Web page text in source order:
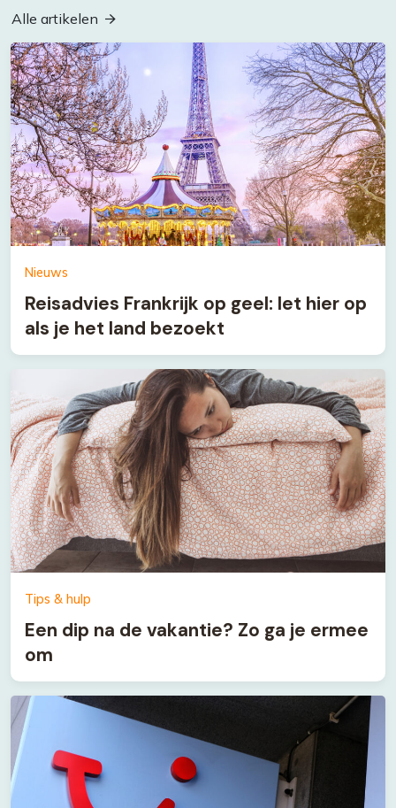
Alle artikelen
Nieuws
Reisadvies Frankrijk op geel: let hier op
als je het land bezoekt
Tips & hulp
Een dip na de vakantie? Zo ga je ermee
om